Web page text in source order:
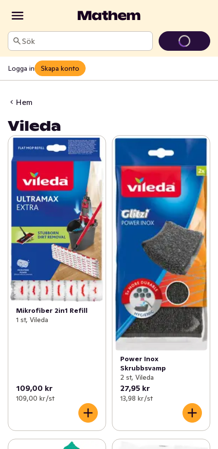
Sök
Logga in Skapa konto
Hem
Vileda
Mikrofiber 2in1 Refill
1 st, Vileda
109,00 kr
109,00 kr /st
Power Inox
Skrubbsvamp
2 st, Vileda
27,95 kr
13,98 kr /st